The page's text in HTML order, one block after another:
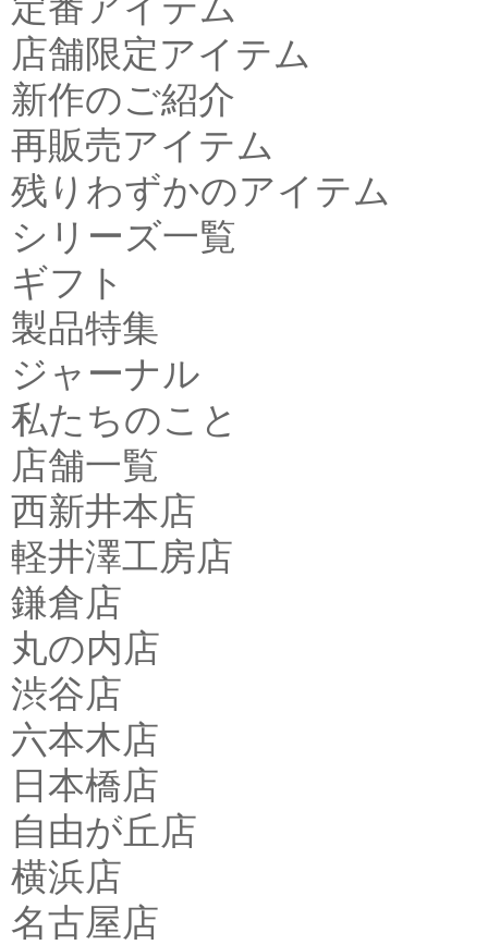
店舗限定アイテム
新作のご紹介
再販売アイテム
残りわずかのアイテム
シリーズ一覧
ギフト
製品特集
ジャーナル
私たちのこと
店舗一覧
西新井本店
軽井澤工房店
鎌倉店
丸の内店
渋谷店
六本木店
日本橋店
自由が丘店
横浜店
名古屋店